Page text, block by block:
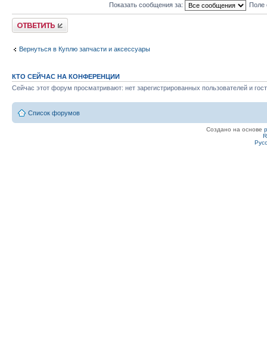
Показать сообщения за: Поле
Ответить
Вернуться в Куплю запчасти и аксессуары
КТО СЕЙЧАС НА КОНФЕРЕНЦИИ
Сейчас этот форум просматривают: нет зарегистрированных пользователей и
Список форумов
Создано на основе